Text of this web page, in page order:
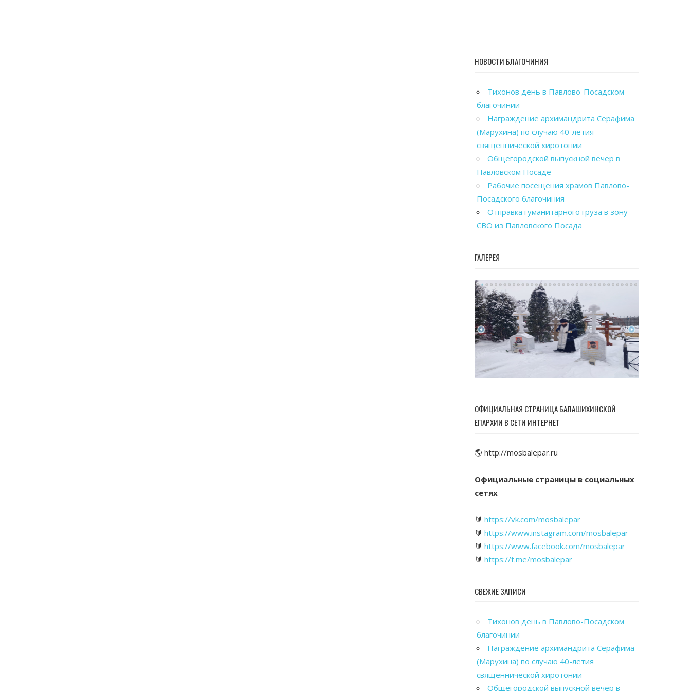
НОВОСТИ БЛАГОЧИНИЯ
Тихонов день в Павлово-Посадском
благочинии
Награждение архимандрита Серафима
(Марухина) по случаю 40-летия
священнической хиротонии
Общегородской выпускной вечер в
Павловском Посаде
Рабочие посещения храмов Павлово-
Посадского благочиния
Отправка гуманитарного груза в зону
СВО из Павловского Посада
ГАЛЕРЕЯ
ОФИЦИАЛЬНАЯ СТРАНИЦА БАЛАШИХИНСКОЙ
ЕПАРХИИ В СЕТИ ИНТЕРНЕТ
🌎 http://mosbalepar.ru
Официальные страницы в социальных
сетях
🔰 https://vk.com/mosbalepar
🔰 https://www.instagram.com/mosbalepar
🔰 https://www.facebook.com/mosbalepar
🔰 https://t.me/mosbalepar
СВЕЖИЕ ЗАПИСИ
Тихонов день в Павлово-Посадском
благочинии
Награждение архимандрита Серафима
(Марухина) по случаю 40-летия
священнической хиротонии
Общегородской выпускной вечер в